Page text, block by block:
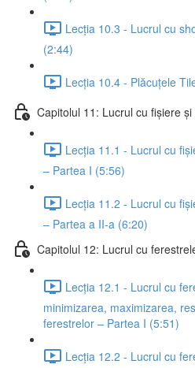
Lecția 10.3 - Lucrul cu
(2:44)
Lecția 10.4 - Plăcuțele
Capitolul 11: Lucrul cu fișiere
Lecția 11.1 - Lucrul cu
– Partea I (5:56)
Lecția 11.2 - Lucrul cu
– Partea a II-a (6:20)
Capitolul 12: Lucrul cu
Lecția 12.1 - Lucrul cu
minimizarea, maximizarea,
ferestrelor – Partea I (5:51)
Lecția 12.2 - Lucrul cu